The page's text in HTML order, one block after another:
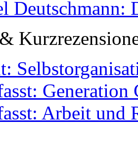
Deutschmann:
Generation
Arbeit und